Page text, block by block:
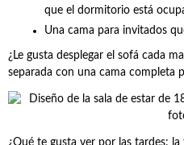
que el dormitorio está
Una cama para invitados
¿Le gusta desplegar el sofá cada
separada con una cama completa
¿Qué te gusta ver por las tardes: